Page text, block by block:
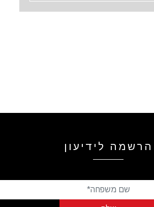
הרשמה לידיעון
שם פרטי
שם משפחה
דואר אלקטרוני